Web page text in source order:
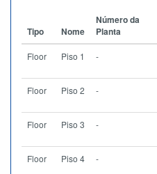
Tipo Nome
Número da
Planta
Floor Piso 1 -
Floor Piso 2 -
Floor Piso 3 -
Floor Piso 4 -